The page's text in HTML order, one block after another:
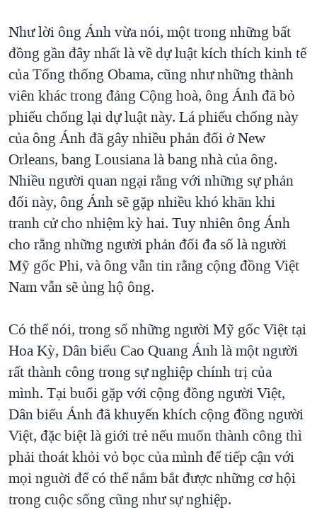
Như lời ông Ánh vừa nói, một trong những bất
đồng gần đây nhất là về dự luật kích thích kinh tế
của Tổng thống Obama, cũng như những thành
viên khác trong đảng Cộng hoà, ông Ánh đã bỏ
phiếu chống lại dự luật này. Lá phiếu chống này
của ông Ánh đã gây nhiều phản đối ở New
Orleans, bang Lousiana là bang nhà của ông.
Nhiều người quan ngại rằng với những sự phản
đối này, ông Ánh sẽ gặp nhiều khó khăn khi
tranh cử cho nhiệm kỳ hai. Tuy nhiên ông Ánh
cho rằng những người phản đối đa số là người
Mỹ gốc Phi, và ông vẫn tin rằng cộng đồng Việt
Nam vẫn sẽ ủng hộ ông.
Có thể nói, trong số những người Mỹ gốc Việt tại
Hoa Kỳ, Dân biểu Cao Quang Ánh là một người
rất thành công trong sự nghiệp chính trị của
mình. Tại buổi gặp với cộng đồng người Việt,
Dân biểu Ánh đã khuyến khích cộng đồng người
Việt, đặc biệt là giới trẻ nếu muốn thành công thì
phải thoát khỏi vỏ bọc của mình để tiếp cận với
mọi nguời để có thể nắm bắt được những cơ hội
trong cuộc sống cũng như sự nghiệp.